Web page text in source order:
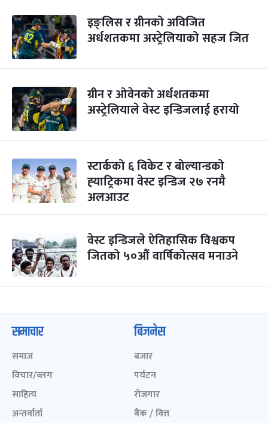
इङ्लिस र ग्रीनको अविजित
अर्धशतकमा अस्ट्रेलियाको सहज जित
ग्रीन र ओवेनको अर्धशतकमा
अस्ट्रेलियाले वेस्ट इन्डिजलाई हरायो
स्टार्कको ६ विकेट र बोल्यान्डको
ह्‍याट्रिकमा वेस्ट इन्डिज २७ रनमै
अलआउट
वेस्ट इन्डिजले ऐतिहासिक विश्वकप
जितको ५०औं वार्षिकोत्सव मनाउने
समाचार
समाज
विचार/ब्लग
साहित्य
अन्तर्वार्ता
बिजनेस
बजार
पर्यटन
रोजगार
बैंक / वित्त